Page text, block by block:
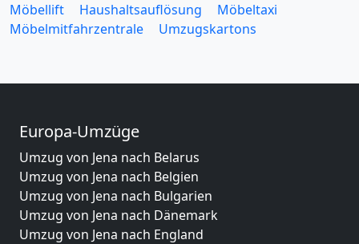
Möbellift
Haushaltsauflösung
Möbeltaxi
Möbelmitfahrzentrale
Umzugskartons
Europa-Umzüge
Umzug von Jena nach Belarus
Umzug von Jena nach Belgien
Umzug von Jena nach Bulgarien
Umzug von Jena nach Dänemark
Umzug von Jena nach England